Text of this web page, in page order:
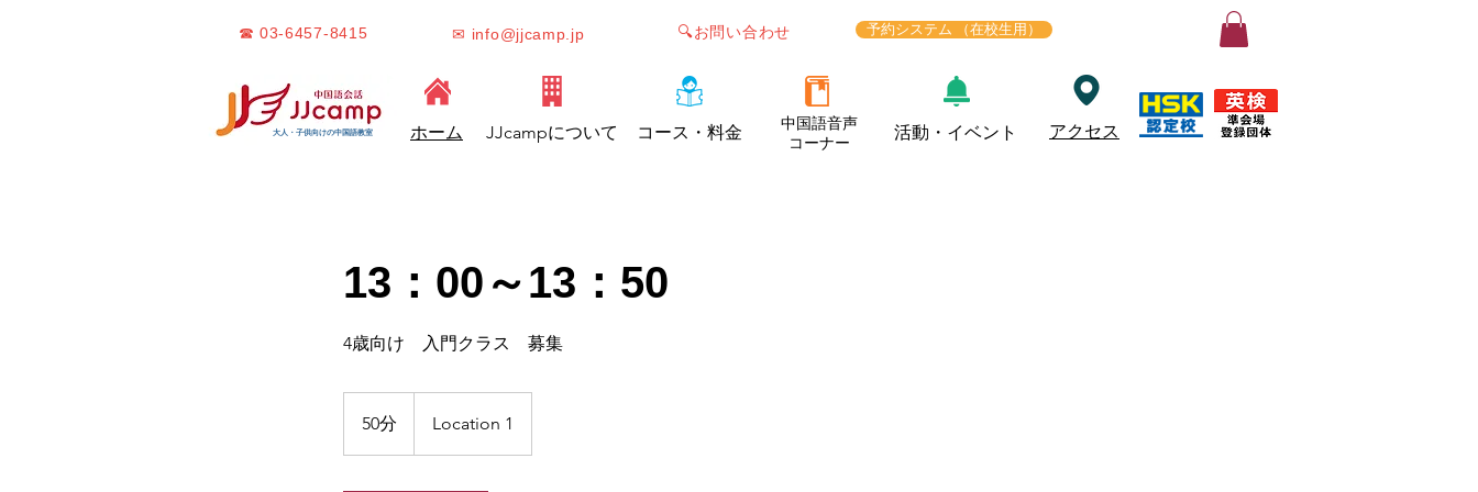
☎ 03-6457-8415 ✉ info@jjcamp.jp 🔍お問い合わせ 予約システム （在校生用）
大人・子供向けの中国語教室 ホーム JJcampについて コース・料金
中国語音声
コーナー
活動・イベント アクセス
13：00～13：50
4歳向け 入門クラス 募集
50分
0
Location 1